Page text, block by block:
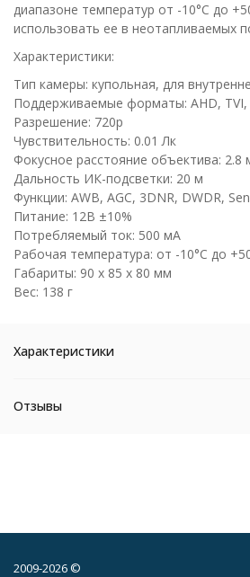
диапазоне температур от -10°C до
использовать ее в неотапливаемых
Характеристики:
Тип камеры: купольная, для
Поддерживаемые форматы: AHD, TVI,
Разрешение: 720p
Чувствительность: 0.01 Лк
Фокусное расстояние объектива: 2.8
Дальность ИК-подсветки: 20 м
Функции: AWB, AGC, 3DNR, DWDR,
Питание: 12В ±10%
Потребляемый ток: 500 мА
Рабочая температура: от -10°C до
Габариты: 90 x 85 x 80 мм
Вес: 138 г
Характеристики
Отзывы
2009-2026 ©